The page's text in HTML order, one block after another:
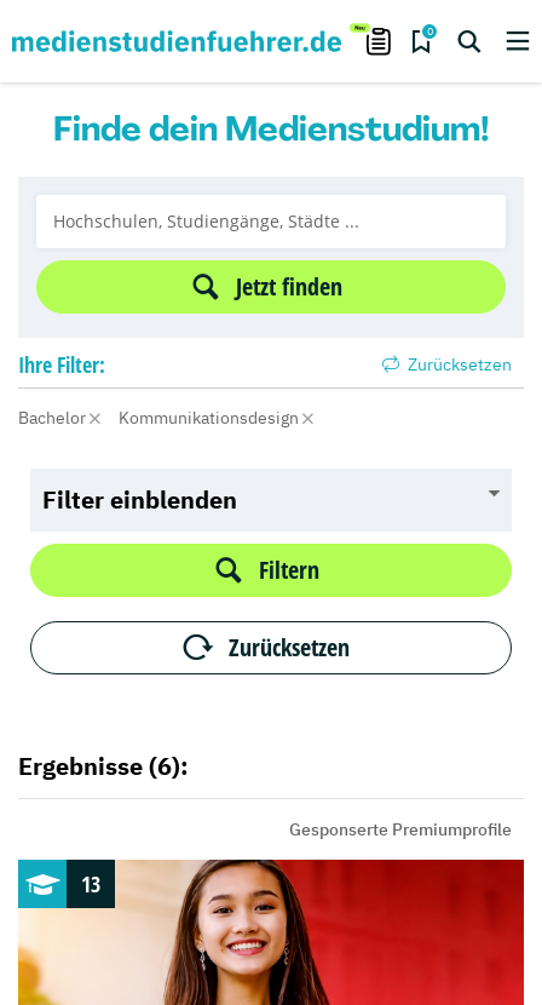
0
Finde dein Medienstudium!
Jetzt finden
Ihre Filter: Zurücksetzen
Bachelor Kommunikationsdesign
Filter einblenden
Filtern
Zurücksetzen
Ergebnisse (6):
Gesponserte Premiumprofile
13